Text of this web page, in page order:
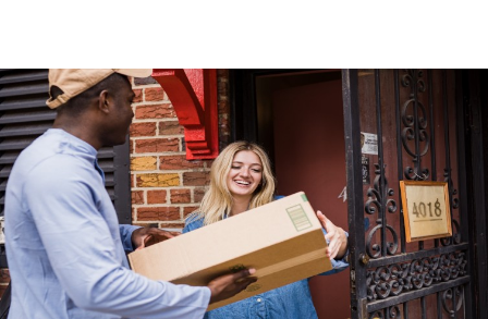
Vacatures
Academy
Partners
Topics
Artificial Intelligence
Bureaus
Campagnes